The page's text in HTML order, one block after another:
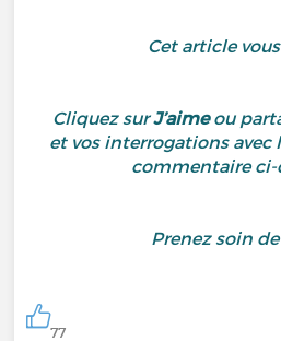
Cet article
Cliquez surJ’aimeou
et vos interrogations
commentaire ci-
Prenez soin de
77